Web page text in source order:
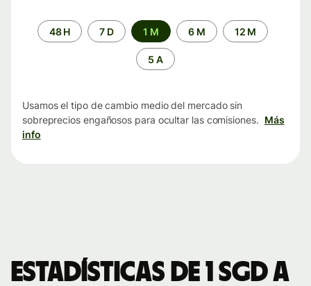
Periodo48 H 7 D 1 M 6 M 12 M
5 A
Usamos el tipo de cambio medio del mercado sin
sobreprecios engañosos para ocultar las comisiones. Más
info
Estadísticas de 1 SGD a